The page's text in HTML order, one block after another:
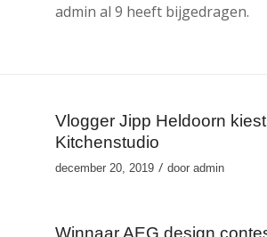
admin al 9 heeft bijgedragen.
Vlogger Jipp Heldoorn
Kitchenstudio
december 20, 2019 / dooradmin
Winnaar AEG design